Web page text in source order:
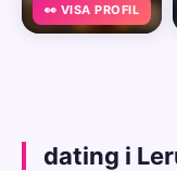
👀 VISA PROFIL
dating i